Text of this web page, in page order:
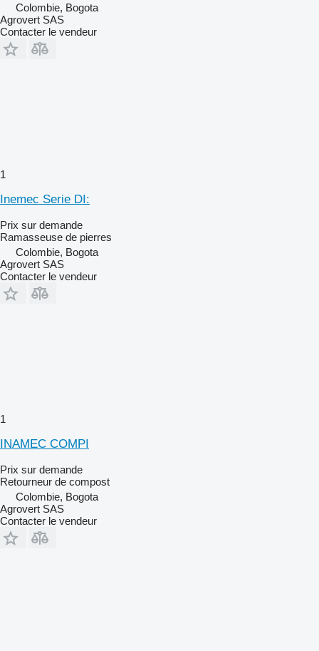
Colombie, Bogota
Agrovert SAS
Contacter le vendeur
1
Inemec Serie DI:
Prix sur demande
Ramasseuse de pierres
Colombie, Bogota
Agrovert SAS
Contacter le vendeur
1
INAMEC COMPI
Prix sur demande
Retourneur de compost
Colombie, Bogota
Agrovert SAS
Contacter le vendeur